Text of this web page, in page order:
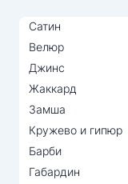
Сатин
Велюр
Джинс
Жаккард
Замша
Кружево и гипюр
Барби
Габардин